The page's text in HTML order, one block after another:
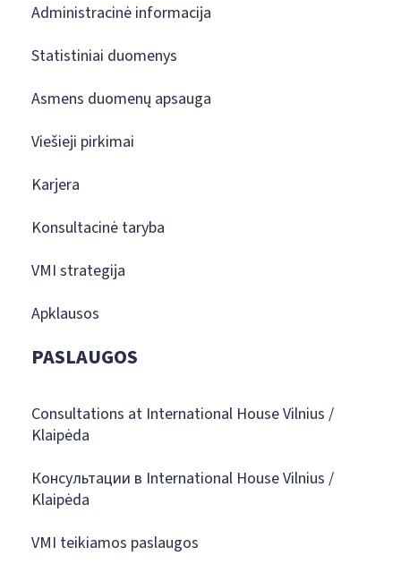
Administracinė informacija
Statistiniai duomenys
Asmens duomenų apsauga
Viešieji pirkimai
Karjera
Konsultacinė taryba
VMI strategija
Apklausos
PASLAUGOS
Consultations at International House Vilnius /
Klaipėda
Консультации в International House Vilnius /
Klaipėda
VMI teikiamos paslaugos